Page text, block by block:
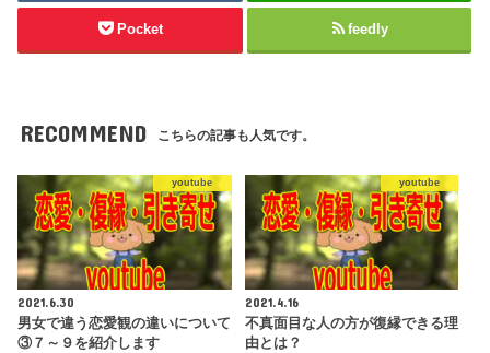
Pocket feedly
RECOMMEND こちらの記事も人気です。
youtube
2021.6.30
男女で違う恋愛観の違いについて
③７～９を紹介します
youtube
2021.4.16
不真面目な人の方が復縁できる理
由とは？